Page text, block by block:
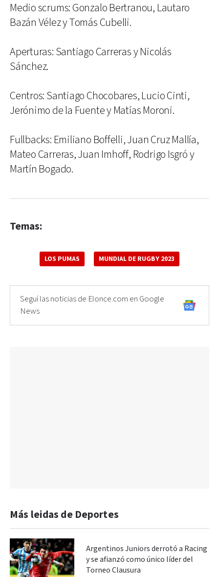
Medio scrums: Gonzalo Bertranou, Lautaro
Bazán Vélez y Tomás Cubelli.
Aperturas: Santiago Carreras y Nicolás
Sánchez.
Centros: Santiago Chocobares, Lucio Cinti,
Jerónimo de la Fuente y Matías Moroni.
Fullbacks: Emiliano Boffelli, Juan Cruz Mallía,
Mateo Carreras, Juan Imhoff, Rodrigo Isgró y
Martín Bogado.
Temas:
LOS PUMAS MUNDIAL DE RUGBY 2023
Seguí las noticias de Elonce.com en Google
News
Más leidas de Deportes
Argentinos Juniors derrotó a Racing
y se afianzó como único líder del
Torneo Clausura